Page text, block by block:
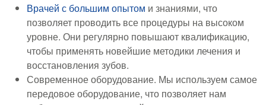
Врачей с большим опытом и знаниями, что
позволяет проводить все процедуры на высоком
уровне. Они регулярно повышают квалификацию,
чтобы применять новейшие методики лечения и
восстановления зубов.
Современное оборудование. Мы используем самое
передовое оборудование, что позволяет нам